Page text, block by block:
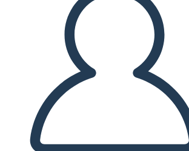
स्टोरीबोर्ड बनाएं
स्लाइड शो चलाएं
मुझे पढ़कर सुनाओ